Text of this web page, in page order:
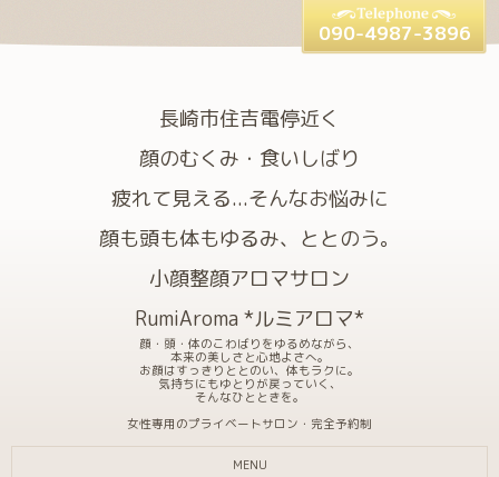
長崎市住吉電停近く
顔のむくみ・食いしばり
疲れて見える...そんなお悩みに
顔も頭も体もゆるみ、ととのう。
小顔整顔アロマサロン
RumiAroma *ルミアロマ*
顔・頭・体のこわばりをゆるめながら、
本来の美しさと心地よさへ。
お顔はすっきりととのい、体もラクに。
気持ちにもゆとりが戻っていく、
そんなひとときを。
女性専用のプライベートサロン・完全予約制
090-4987-3896
MENU